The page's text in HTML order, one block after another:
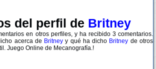
del perfil de Britney
en otros perfiles, y ha recibido 3 comentarios.
acerca de Britney y qué ha dicho Britney de otros
Juego Online de Mecanografía.!